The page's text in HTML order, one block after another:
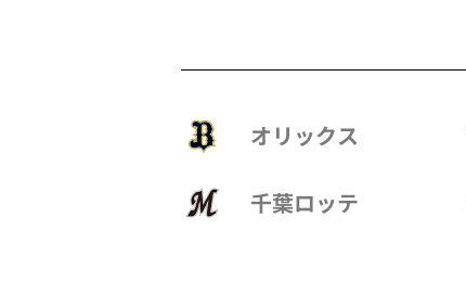
オリックス
千葉ロッテ